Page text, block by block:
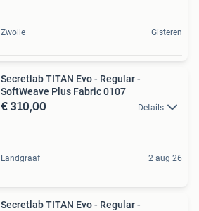
Zwolle Gisteren
Secretlab TITAN Evo - Regular -
SoftWeave Plus Fabric 0107
€ 310,00 Details
Landgraaf 2 aug 26
Secretlab TITAN Evo - Regular -